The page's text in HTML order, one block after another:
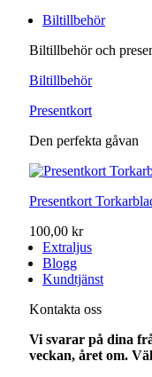
Biltillbehör
Biltillbehör och
Biltillbehör
Presentkort
Den perfekta gåvan
Presentkort
100,00 kr
Extraljus
Blogg
Kundtjänst
Kontakta oss
Vi svarar på dina
veckan, året om.